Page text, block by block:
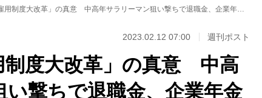
岸田政権の「雇用制度大改革」の真意 中高年サラリーマン狙い撃ちで退職金、企業年金縮小の流れ
2023.02.12 07:00 週刊ポスト
制度大改革」の真意 中高
撃ちで退職金、企業年金